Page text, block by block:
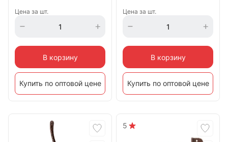
Цена за шт.
В корзину
Купить по оптовой цене
Цена за шт.
В корзину
Купить по оптовой цене
5